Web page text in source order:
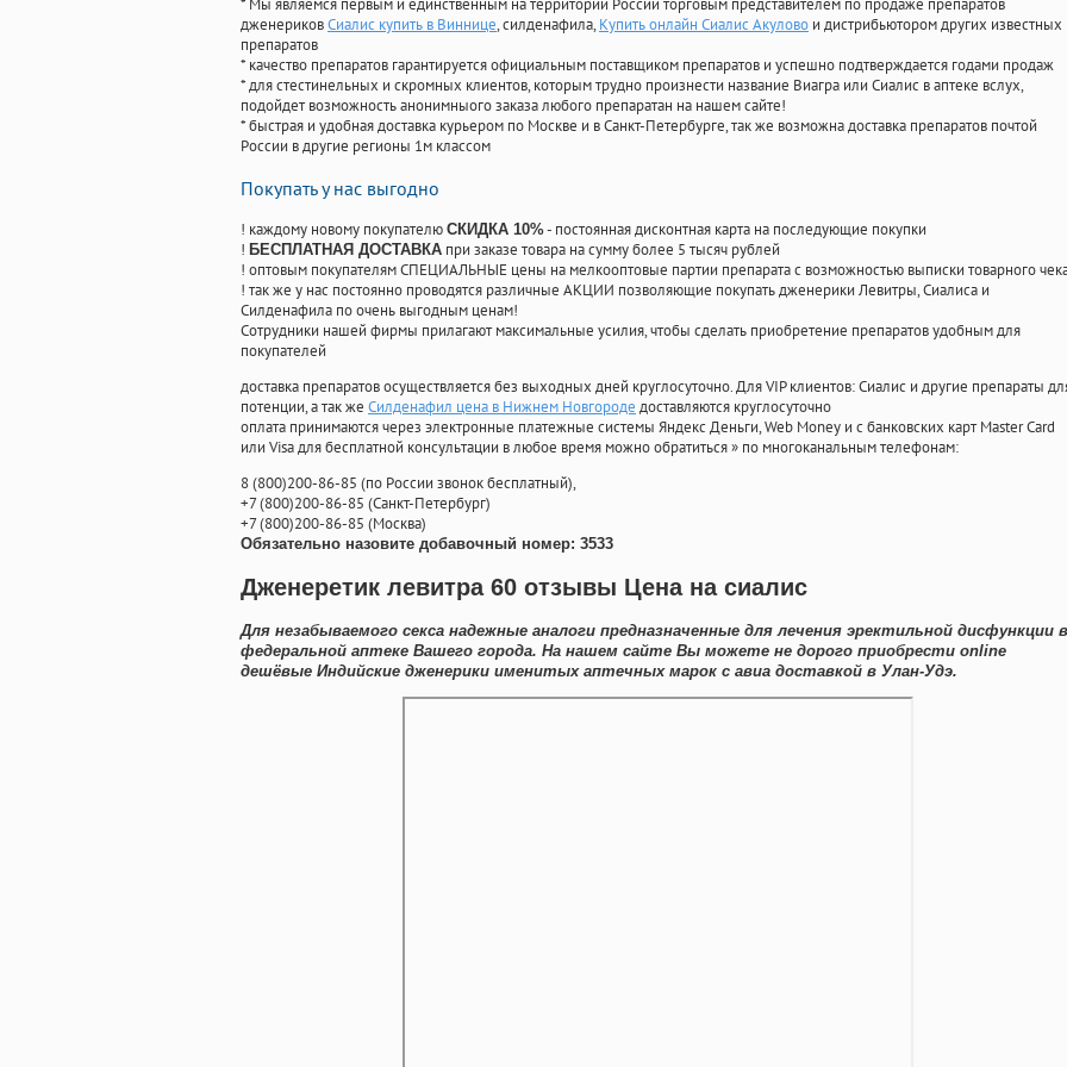
* Мы являемся первым и единственным на территории России торговым представителем по продаже препаратов
дженериковСиалис купить в Виннице, силденафила, Купить онлайн Сиалис Акулово и дистрибьютором других известных
препаратов
* качество препаратов гарантируется официальным поставщиком препаратов и успешно подтверждается годами продаж
* для стестинельных и скромных клиентов, которым трудно произнести название Виагра или Сиалис в аптеке вслух,
подойдет возможность анонимныого заказа любого препаратан на нашем сайте!
* быстрая и удобная доставка курьером по Москве и в Санкт-Петербурге, так же возможна доставка препаратов почтой
России в другие регионы 1м классом
Покупать у нас выгодно
! каждому новому покупателю СКИДКА 10%- постоянная дисконтная карта на последующие покупки
! БЕСПЛАТНАЯ ДОСТАВКА при заказе товара на сумму более 5 тысяч рублей
! оптовым покупателям СПЕЦИАЛЬНЫЕ цены на мелкооптовые партии препарата с возможностью выписки товарного
! так же у нас постоянно проводятся различные АКЦИИ позволяющие покупать дженерики Левитры, Сиалиса и
Силденафила по очень выгодным ценам!
Cотрудники нашей фирмы прилагают максимальные усилия, чтобы сделать приобретение препаратов удобным для
покупателей
доставка препаратов осуществляется без выходных дней круглосуточно. Для VIP клиентов: Сиалис и другие препараты
потенции, а так же Силденафил цена в Нижнем Новгороде доставляются круглосуточно
оплата принимаются через электронные платежные системы Яндекс Деньги, Web Money и с банковских карт Master Card
или Visa для бесплатной консультации в любое время можно обратиться» по многоканальным телефонам:
8(800)200-86-85 (по России звонок бесплатный),
+7(800)200-86-85 (Санкт-Петербург)
+7(800)200-86-85 (Москва)
Обязательно назовите добавочный номер: 3533
Дженеретик левитра 60 отзывы Цена на сиалис
Для незабываемого секса надежные аналоги предназначенные для лечения эректильной дисфункции в
федеральной аптеке Вашего города. На нашем сайте Вы можете не дорого приобрести online
дешёвые Индийские дженерики именитых аптечных марок с авиа доставкой в Улан-Удэ.